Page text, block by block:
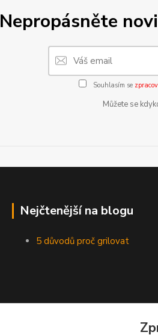
Nepropásněte
Souhlasím se
Můžete se
Nejčtenější na blogu
5 důvodů proč grilovat